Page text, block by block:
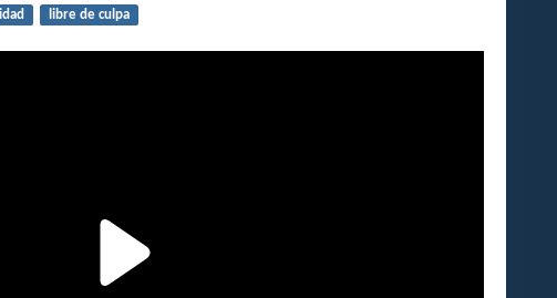
libre de culpa